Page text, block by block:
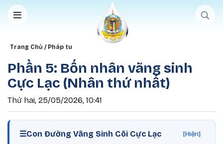
Nhảy đến nội dung
Breadcrumb
Trang Chủ Pháp tu
Phần 5: Bốn nhân vãng sinh
Cực Lạc (Nhân thứ nhất)
Thứ hai, 25/05/2026, 10:41
☰Con Đường Vãng Sinh Cõi Cực Lạc [Hiện]